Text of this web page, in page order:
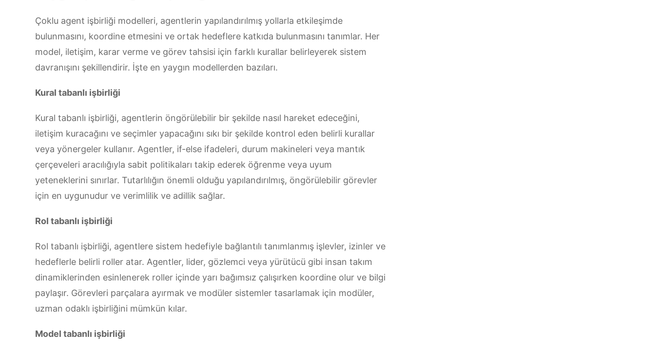
Çoklu agent işbirliği modelleri, agentlerin yapılandırılmış yollarla etkileşimde
bulunmasını, koordine etmesini ve ortak hedeflere katkıda bulunmasını tanımlar. Her
model, iletişim, karar verme ve görev tahsisi için farklı kurallar belirleyerek sistem
davranışını şekillendirir. İşte en yaygın modellerden bazıları.
Kural tabanlı işbirliği
Kural tabanlı işbirliği, agentlerin öngörülebilir bir şekilde nasıl hareket edeceğini,
iletişim kuracağını ve seçimler yapacağını sıkı bir şekilde kontrol eden belirli kurallar
veya yönergeler kullanır. Agentler, if-else ifadeleri, durum makineleri veya mantık
çerçeveleri aracılığıyla sabit politikaları takip ederek öğrenme veya uyum
yeteneklerini sınırlar. Tutarlılığın önemli olduğu yapılandırılmış, öngörülebilir görevler
için en uygunudur ve verimlilik ve adillik sağlar.
Rol tabanlı işbirliği
Rol tabanlı işbirliği, agentlere sistem hedefiyle bağlantılı tanımlanmış işlevler, izinler ve
hedeflerle belirli roller atar. Agentler, lider, gözlemci veya yürütücü gibi insan takım
dinamiklerinden esinlenerek roller içinde yarı bağımsız çalışırken koordine olur ve bilgi
paylaşır. Görevleri parçalara ayırmak ve modüler sistemler tasarlamak için modüler,
uzman odaklı işbirliğini mümkün kılar.
Model tabanlı işbirliği